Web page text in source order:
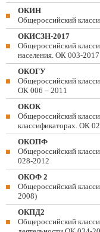
ОКИН
Общероссийский
ОКИСЗН-2017
Общероссийский
населения. ОК 003-2017
ОКОГУ
Общероссийский
ОК 006 – 2011
ОКОК
Общероссийский
классификаторах. ОК
ОКОПФ
Общероссийский
028-2012
ОКОФ 2
Общероссийский
2008)
ОКПД2
Общероссийский